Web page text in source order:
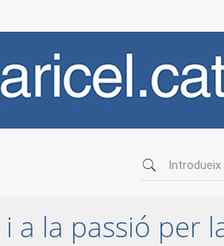
a la passió per